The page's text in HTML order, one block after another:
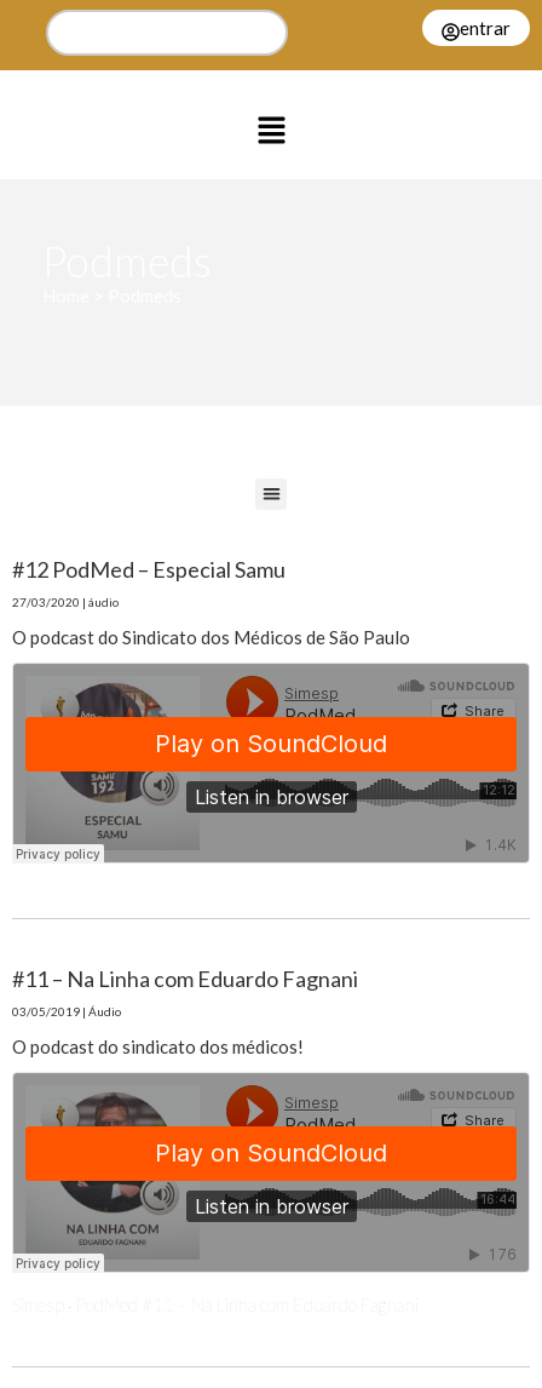
entrar
#12 PodMed – Especial Samu
27/03/2020 | áudio
O podcast do Sindicato dos Médicos de São Paulo
#11 – Na Linha com Eduardo Fagnani
03/05/2019 | Áudio
O podcast do sindicato dos médicos!
Simesp · PodMed #11 – Na Linha com Eduardo Fagnani